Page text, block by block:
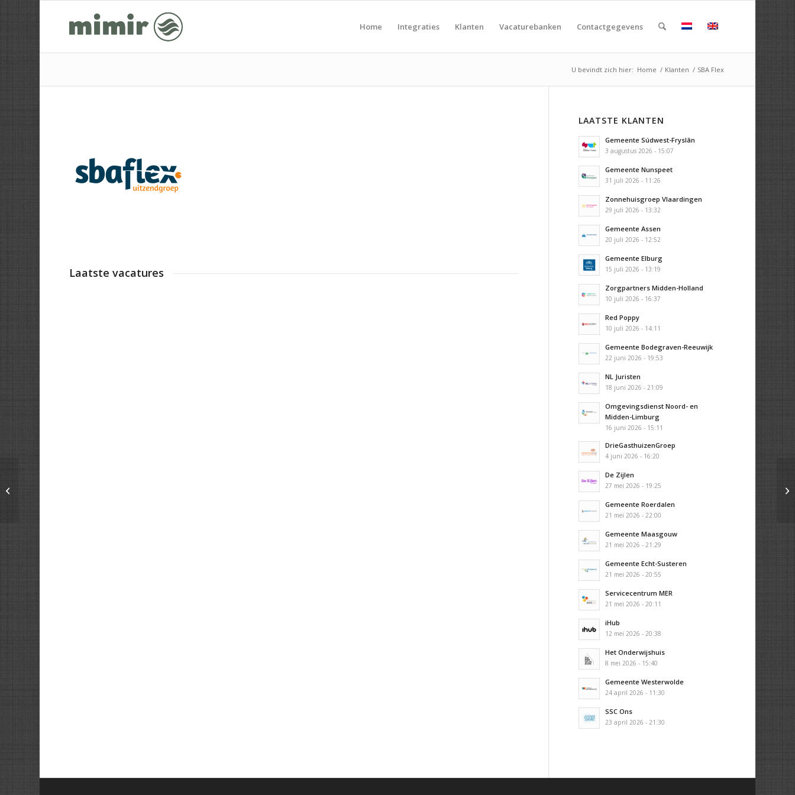
Home Integraties Klanten Vacaturebanken Contactgegevens
U bevindt zich hier: Home / Klanten / SBA Flex
Laatste vacatures
LAATSTE KLANTEN
Gemeente Súdwest-Fryslân
3 augustus 2026 - 15:07
Gemeente Nunspeet
31 juli 2026 - 11:26
Zonnehuisgroep Vlaardingen
29 juli 2026 - 13:32
Gemeente Assen
20 juli 2026 - 12:52
Gemeente Elburg
15 juli 2026 - 13:19
Zorgpartners Midden-Holland
10 juli 2026 - 16:37
Red Poppy
10 juli 2026 - 14:11
Gemeente Bodegraven-Reeuwijk
22 juni 2026 - 19:53
NL Juristen
18 juni 2026 - 21:09
Omgevingsdienst Noord- en
Midden-Limburg
16 juni 2026 - 15:11
DrieGasthuizenGroep
4 juni 2026 - 16:20
De Zijlen
27 mei 2026 - 19:25
Gemeente Roerdalen
21 mei 2026 - 22:00
Gemeente Maasgouw
21 mei 2026 - 21:29
Gemeente Echt-Susteren
21 mei 2026 - 20:55
Servicecentrum MER
21 mei 2026 - 20:11
iHub
12 mei 2026 - 20:38
Het Onderwijshuis
8 mei 2026 - 15:40
Gemeente Westerwolde
24 april 2026 - 11:30
SSC Ons
23 april 2026 - 21:30